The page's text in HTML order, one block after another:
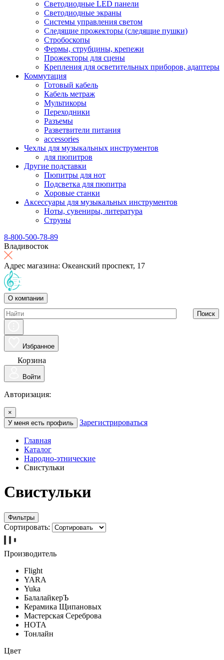
Светодиодные LED панели
Светодиодные экраны
Системы управления светом
Следящие прожекторы (следящие пушки)
Стробоскопы
Фермы, струбцины, крепежи
Прожекторы для сцены
Крепления для осветительных приборов, адаптеры
Коммутация
Готовый кабель
Кабель метраж
Мультикоры
Переходники
Разъемы
Разветвители питания
accessories
Чехлы для музыкальных инструментов
для пюпитров
Другие подставки
Пюпитры для нот
Подсветка для пюпитра
Хоровые станки
Аксессуары для музыкальных инструментов
Ноты, сувениры, литература
Струны
8-800-500-78-89
Владивосток
Адрес магазина: Океанский проспект, 17
О компании
Поиск
Избранное
Корзина
Войти
Авторизация:
×
У меня есть профиль
Зарегистрироваться
Главная
Каталог
Народно-этнические
Свистульки
Свистульки
Фильтры
Сортировать:
Производитель
Flight
YARA
Yuka
БалалайкерЪ
Керамика Щипановых
Мастерская Сереброва
НОТА
Тонлайн
Цвет